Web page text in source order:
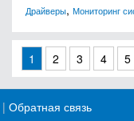
Драйверы, Мониторинг
1 2 3 4 5
| Обратная связь